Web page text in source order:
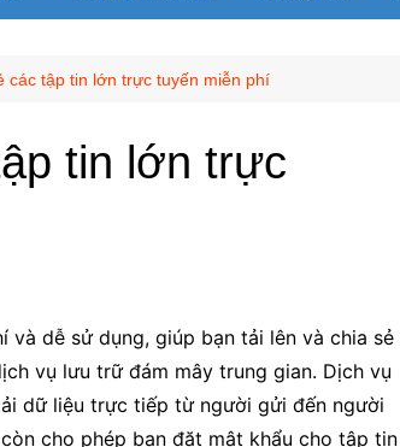
Microsoft Excel
Lật mảnh ghép
Game Quay số
Toán học
Tiếng Anh
KHTN
Âm nhạc
các tập tin lớn trực tuyến miễn phí
tin lớn trực
dễ sử dụng, giúp bạn tải lên và chia sẻ
vụ lưu trữ đám mây trung gian. Dịch vụ
dữ liệu trực tiếp từ người gửi đến người
còn cho phép bạn đặt mật khẩu cho tập tin